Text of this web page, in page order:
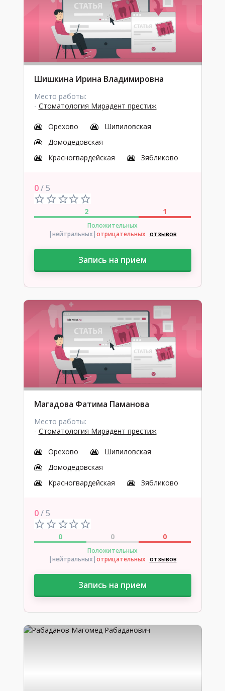
Шишкина Ирина Владимировна
Место работы:
- Стоматология Мирадент престиж
Орехово
Шипиловская
Домодедовская
Красногвардейская
Зябликово
0/ 5
2 1
Положительных
|нейтральных|отрицательных отзывов
Запись на прием
Магадова Фатима Паманова
Место работы:
- Стоматология Мирадент престиж
Орехово
Шипиловская
Домодедовская
Красногвардейская
Зябликово
0/ 5
0 0 0
Положительных
|нейтральных|отрицательных отзывов
Запись на прием